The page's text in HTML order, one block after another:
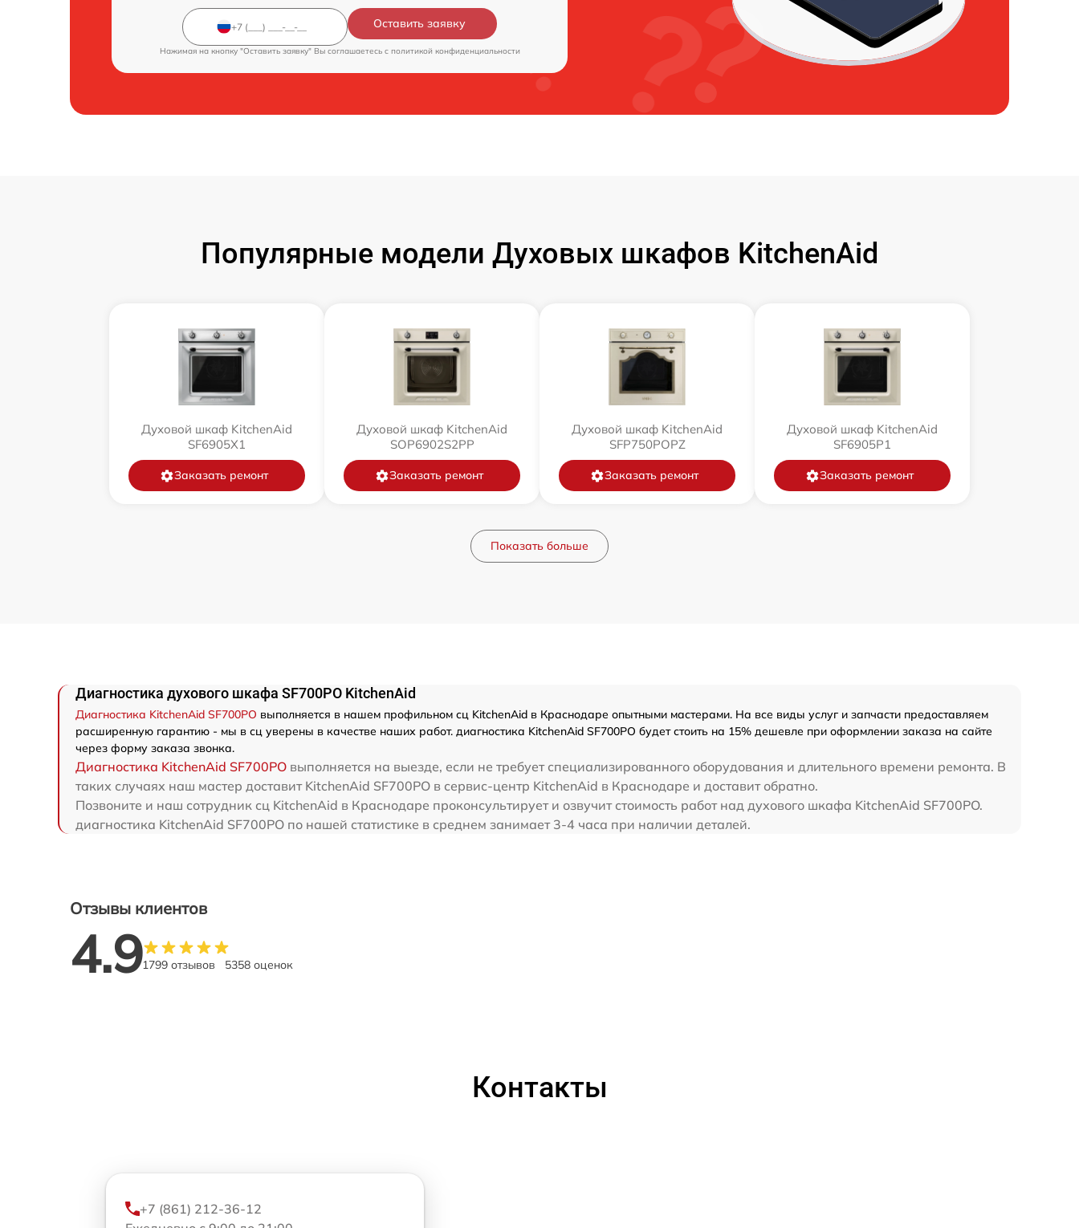
Оставить заявку
Нажимая на кнопку "Оставить заявку" Вы соглашаетесь c политикой конфиденциальности
Популярные модели Духовых шкафов KitchenAid
Духовой шкаф KitchenAid
SF6905X1
Заказать ремонт
Духовой шкаф KitchenAid
SOP6902S2PP
Заказать ремонт
Духовой шкаф KitchenAid
SFP750POPZ
Заказать ремонт
Духовой шкаф KitchenAid
SF6905P1
Заказать ремонт
Показать больше
Диагностика духового шкафа SF700PO KitchenAid
Диагностика KitchenAid SF700PO выполняется в нашем профильном сц KitchenAid в Краснодаре опытными мастерами. На все виды услуг и запчасти предоставляем
расширенную гарантию - мы в сц уверены в качестве наших работ. диагностика KitchenAid SF700PO будет стоить на 15% дешевле при оформлении заказа на сайте
через форму заказа звонка.
Диагностика KitchenAid SF700PO выполняется на выезде, если не требует специализированного оборудования и длительного времени ремонта. В
таких случаях наш мастер доставит KitchenAid SF700PO в сервис-центр KitchenAid в Краснодаре и доставит обратно.
Позвоните и наш сотрудник сц KitchenAid в Краснодаре проконсультирует и озвучит стоимость работ над духового шкафа KitchenAid SF700PO.
диагностика KitchenAid SF700PO по нашей статистике в среднем занимает 3-4 часа при наличии деталей.
Отзывы клиентов
4.91799 отзывов 5358 оценок
Контакты
+7 (861) 212-36-12